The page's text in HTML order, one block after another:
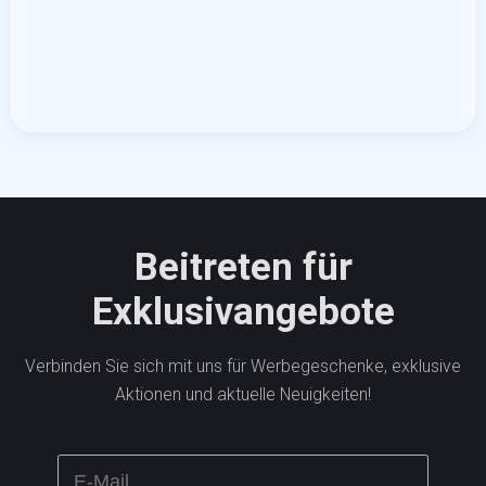
Beitreten für
Exklusivangebote
Verbinden Sie sich mit uns für Werbegeschenke, exklusive
Aktionen und aktuelle Neuigkeiten!